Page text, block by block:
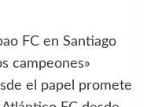
FC en Santiago
campeones»
el papel promete